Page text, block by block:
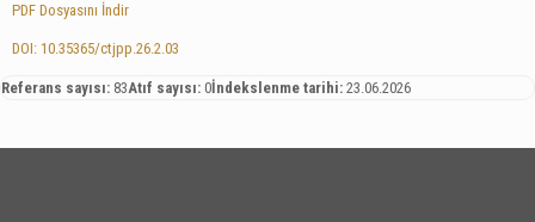
PDF Dosyasını İndir
DOI: 10.35365/ctjpp.26.2.03
Referans sayısı: 83Atıf sayısı: 0İndekslenme tarihi: 23.06.2026